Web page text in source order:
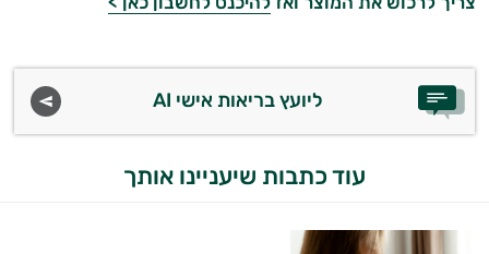
קוסמטיקה
אורגנית
ליועץ בריאות אישי AI
עוד כתבות שיעניינו אותך